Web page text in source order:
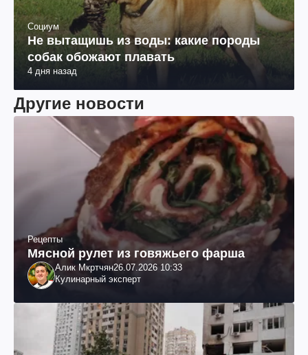
Социум
Не вытащишь из воды: какие породы
собак обожают плавать
4 дня назад
Другие новости
Рецепты
Мясной рулет из говяжьего фарша
Алик Мкртчян26.07.2026 10:33
Кулинарный эксперт